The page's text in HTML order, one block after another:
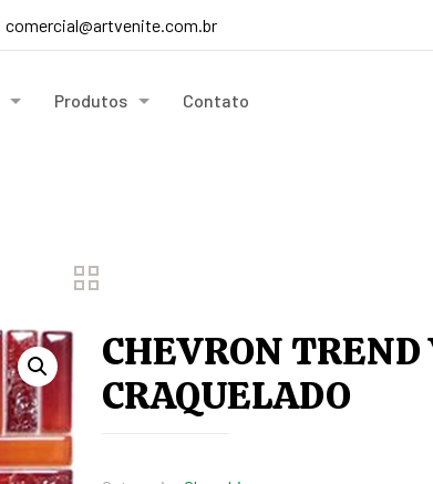
comercial@artvenite.com.br
Produtos Contato
CHEVRON
CRAQUELADO